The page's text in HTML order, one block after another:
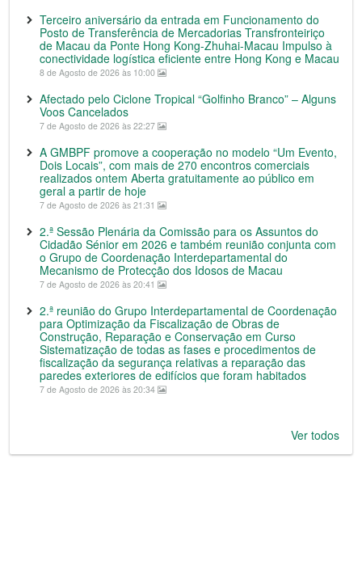
Terceiro aniversário da entrada em Funcionamento do
Posto de Transferência de Mercadorias Transfronteiriço
de Macau da Ponte Hong Kong-Zhuhai-Macau Impulso à
conectividade logística eficiente entre Hong Kong e Macau
8 de Agosto de 2026 às 10:00
Afectado pelo Ciclone Tropical “Golfinho Branco” – Alguns
Voos Cancelados
7 de Agosto de 2026 às 22:27
A GMBPF promove a cooperação no modelo “Um Evento,
Dois Locais”, com mais de 270 encontros comerciais
realizados ontem Aberta gratuitamente ao público em
geral a partir de hoje
7 de Agosto de 2026 às 21:31
2.ª Sessão Plenária da Comissão para os Assuntos do
Cidadão Sénior em 2026 e também reunião conjunta com
o Grupo de Coordenação Interdepartamental do
Mecanismo de Protecção dos Idosos de Macau
7 de Agosto de 2026 às 20:41
2.ª reunião do Grupo Interdepartamental de Coordenação
para Optimização da Fiscalização de Obras de
Construção, Reparação e Conservação em Curso
Sistematização de todas as fases e procedimentos de
fiscalização da segurança relativas a reparação das
paredes exteriores de edifícios que foram habitados
7 de Agosto de 2026 às 20:34
Ver todos